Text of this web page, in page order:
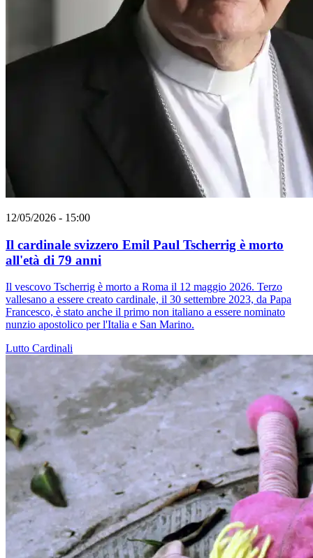
12/05/2026 - 15:00
Il cardinale svizzero Emil Paul Tscherrig è morto
all'età di 79 anni
Il vescovo Tscherrig è morto a Roma il 12 maggio 2026. Terzo
vallesano a essere creato cardinale, il 30 settembre 2023, da Papa
Francesco, è stato anche il primo non italiano a essere nominato
nunzio apostolico per l'Italia e San Marino.
Lutto Cardinali